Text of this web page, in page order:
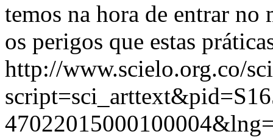
temos na hora de entrar no
os perigos que estas
http://www.scielo.org.co/